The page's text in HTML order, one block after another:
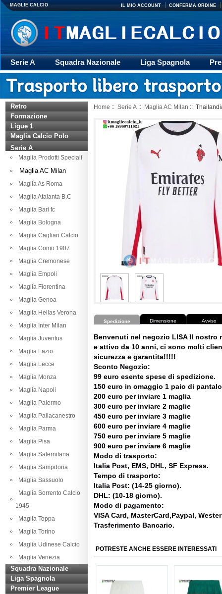
MAGLIE CALCIO IL MIO ACCOUNT CONFERMA ORDINE
Serie A Squadra Nazionale Liga Spagnola
Giacca
Rugby trasporto Retro
Retro
Formazione
Ligue 1
Maglia Calcio Polo
Serie A
Maglia Prodotti Speciali
Maglia AC Milan
Maglia As Roma
Maglia Atalanta B.C
Maglia Bari fc
Maglia Bologna
Maglia Cagliari Calcio
Maglia Como 1907
Maglia Cremonese
Maglia Empoli
Maglia Fiorentina
Maglia Genoa
Maglia Hellas Verona
Maglia Inter Milan
Maglia Juventus
Maglia Lazio
Maglia Lecce
Maglia Monza
Maglia Napoli
Maglia Palermo
Maglia Pallacanestro
Maglia Parma
Maglia Pisa
Maglia Salernitana
Maglia Sampdoria
Maglia Sassuolo
Maglia Sorrento Calcio
1945
Maglia Toppa
Maglia Torino
Maglia Udinese Calcio
Maglia Venezia
Squadra Nazionale
Liga Spagnola
Premier League
Home :: Serie A :: Maglia AC Milan ::
Spedizione Dimensione Avviso
Benvenuti nel negozio LISA Il nostro
e attivo da 10 anni, ci sono molti
sicurezza e garantita!!!!!
Sconto Negozio:
99 euro esente spese di spedizione.
150 euro in omaggio 1 paio di
200 euro per inviare 1 maglia
300 euro per inviare 2 maglie
450 euro per inviare 3 maglie
600 euro per inviare 4 maglie
750 euro per inviare 5 maglie
900 euro per inviare 6 maglie
Modo di trasporto:
Italia Post, EMS, DHL, SF Express.
Tempo di trasporto:
Italia Post: (14-25 giorno).
DHL: (10-18 giorno).
Modo di pagamento:
VISA Card, MasterCard,Paypal,
Trasferimento Bancario.
POTRESTE ANCHE ESSERE INTERESSATI